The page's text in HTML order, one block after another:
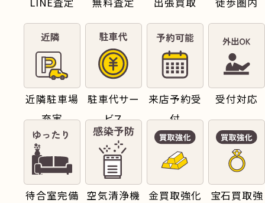
近隣駐車場
充実
駐車代サー
ビス
来店予約受
付
受付対応
待合室完備
空気清浄機
金買取強化
宝石買取強